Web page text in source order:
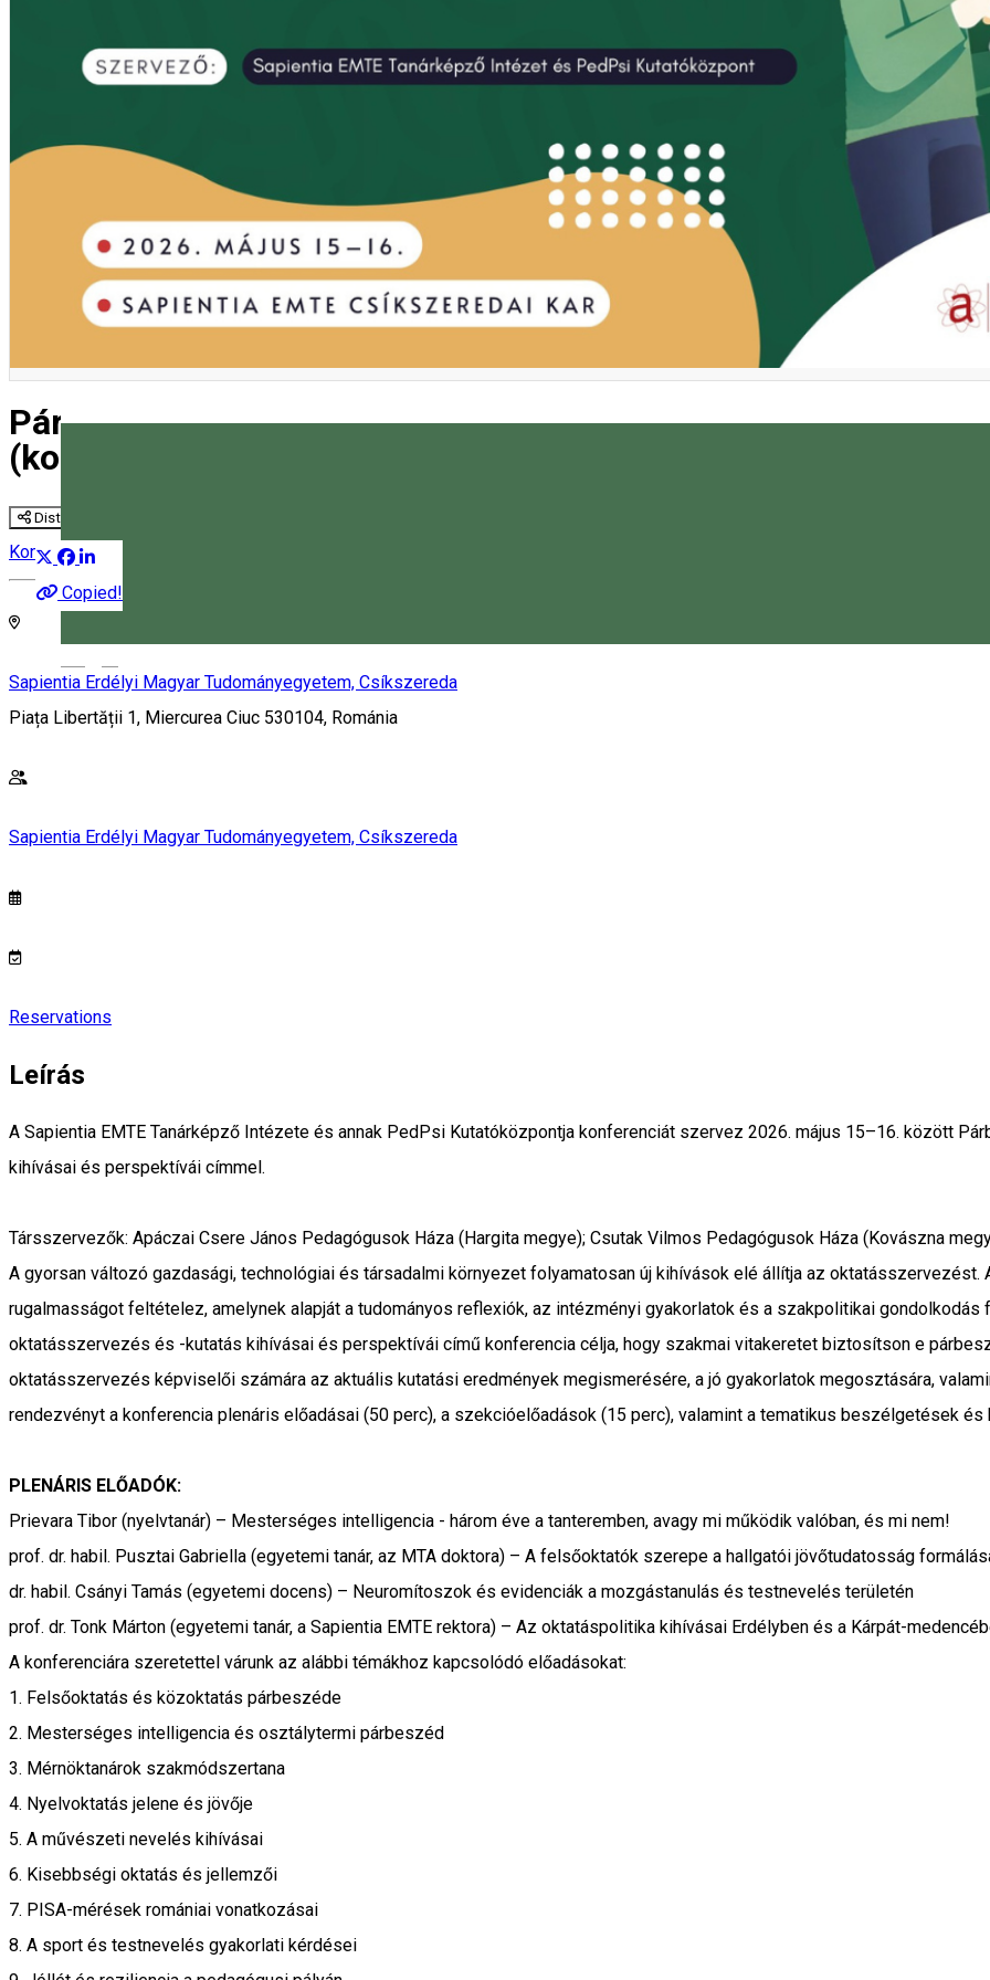
Párbeszédben a jövőért - az oktatásszervezés és -kutatás
(konferencia)
Distribuie
Copied!
Konferencia
Sapientia Erdélyi Magyar Tudományegyetem, Csíkszereda
Piața Libertății 1, Miercurea Ciuc 530104, Románia
Sapientia Erdélyi Magyar Tudományegyetem, Csíkszereda
Reservations
Leírás
A Sapientia EMTE Tanárképző Intézete és annak PedPsi Kutatóközpontja konferenciát szervez 2026. május 15–16. között
kihívásai és perspektívái címmel.
Társszervezők: Apáczai Csere János Pedagógusok Háza (Hargita megye); Csutak Vilmos Pedagógusok Háza (Kovászna
A gyorsan változó gazdasági, technológiai és társadalmi környezet folyamatosan új kihívások elé állítja az
rugalmasságot feltételez, amelynek alapját a tudományos reflexiók, az intézményi gyakorlatok és a szakpolitikai
oktatásszervezés és -kutatás kihívásai és perspektívái című konferencia célja, hogy szakmai vitakeretet biztosítson e
oktatásszervezés képviselői számára az aktuális kutatási eredmények megismerésére, a jó gyakorlatok megosztására,
rendezvényt a konferencia plenáris előadásai (50 perc), a szekcióelőadások (15 perc), valamint a tematikus beszélgetések
PLENÁRIS ELŐADÓK:
Prievara Tibor (nyelvtanár) – Mesterséges intelligencia - három éve a tanteremben, avagy mi működik valóban, és mi nem!
prof. dr. habil. Pusztai Gabriella (egyetemi tanár, az MTA doktora) – A felsőoktatók szerepe a hallgatói jövőtudatosság
dr. habil. Csányi Tamás (egyetemi docens) – Neuromítoszok és evidenciák a mozgástanulás és testnevelés területén
prof. dr. Tonk Márton (egyetemi tanár, a Sapientia EMTE rektora) – Az oktatáspolitika kihívásai Erdélyben és a Kárpát-
A konferenciára szeretettel várunk az alábbi témákhoz kapcsolódó előadásokat:
1. Felsőoktatás és közoktatás párbeszéde
2. Mesterséges intelligencia és osztálytermi párbeszéd
3. Mérnöktanárok szakmódszertana
4. Nyelvoktatás jelene és jövője
5. A művészeti nevelés kihívásai
6. Kisebbségi oktatás és jellemzői
7. PISA-mérések romániai vonatkozásai
8. A sport és testnevelés gyakorlati kérdései